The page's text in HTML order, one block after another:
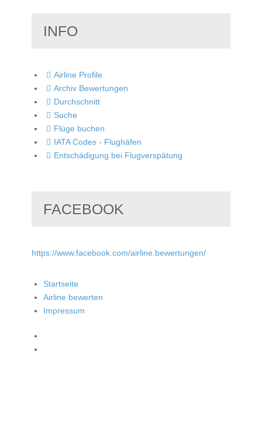
INFO
Airline Profile
Archiv Bewertungen
Durchschnitt
Suche
Flüge buchen
IATA Codes - Flughäfen
Entschädigung bei Flugverspätung
FACEBOOK
https://www.facebook.com/airline.bewertungen/
Startseite
Airline bewerten
Impressum